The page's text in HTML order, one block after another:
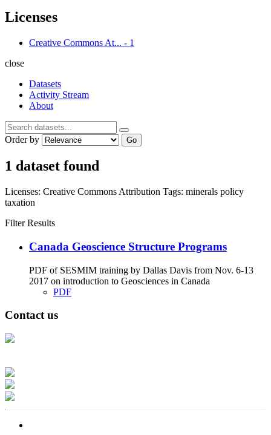
Licenses
Creative Commons At... - 1
close
Datasets
Activity Stream
About
Order by Go
1 dataset found
Licenses: Creative Commons Attribution Tags: minerals policy
taxation
Filter Results
Canada Geoscience Structure Programs
PDF of SESMIM training by Dallas Davis from Nov. 6-13
2017 on introduction to Geosciences in Canada
PDF
Contact us